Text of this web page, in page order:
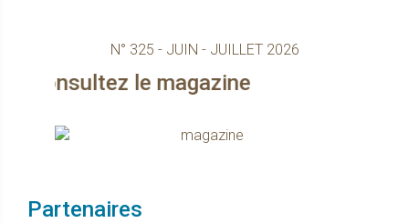
N° 325 - JUIN - JUILLET 2026
le magazine
Partenaires